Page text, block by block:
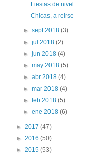
Fiestas de nivel
Chicas, a reirse
►sept 2018(3)
►jul 2018(2)
►jun 2018(4)
►may 2018(5)
►abr 2018(4)
►mar 2018(4)
►feb 2018(5)
►ene 2018(6)
► 2017 (47)
► 2016 (50)
► 2015 (53)